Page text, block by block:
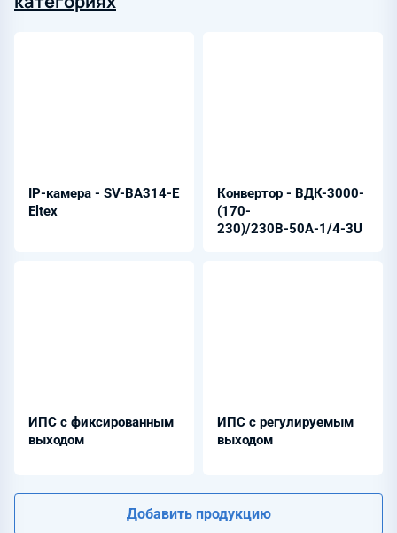
IP-камера - SV-BА314-Е
Eltex
Конвертор - ВДК-3000-
(170-
230)/230В-50А-1/4-3U
ИПС с фиксированным
выходом
ИПС с регулируемым
выходом
Добавить продукцию